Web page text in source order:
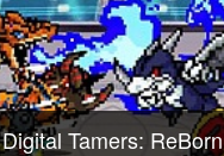
Digital Tamers: ReBorn